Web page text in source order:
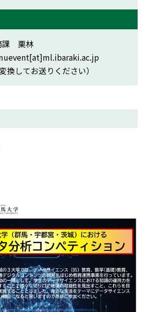
課 栗林
換してお送りください）